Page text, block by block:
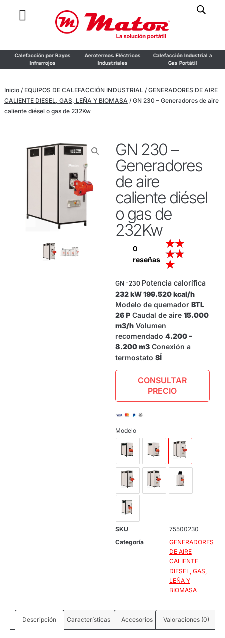
Calefacción por Rayos
Infrarrojos
Aerotermos Eléctricos
Industriales
Calefacción Industrial a
Gas Portátil
Inicio / EQUIPOS DE CALEFACCIÓN INDUSTRIAL / GENERADORES DE AIRE
CALIENTE DIESEL, GAS, LEÑA Y BIOMASA / GN 230 – Generadores de aire
caliente diésel o gas de 232Kw
GN 230 –
Generadores
de aire
caliente diésel
o gas de
232Kw
0
reseñas
★★
★★
★
GN -230 Potencia calorífica
232 kW 199.520 kcal/h
Modelo de quemador BTL
26 PCaudal de aire 15.000
m3/hVolumen
recomendado 4.200 –
8.200 m3Conexión a
termostato SÍ
CONSULTAR
PRECIO
Modelo
SKU
75500230
Categoría
GENERADORES
DE AIRE
CALIENTE
DIESEL, GAS,
LEÑA Y
BIOMASA
Descripción Características Accesorios Valoraciones (0)